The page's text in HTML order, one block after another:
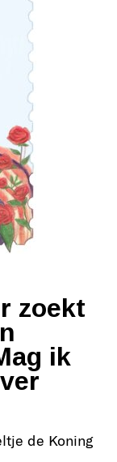
zoekt
ik
de Koning